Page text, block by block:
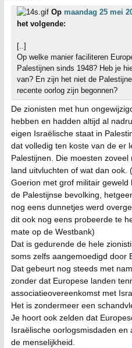
Op maandag 25 mei
het volgende:
[..]
Op welke manier faciliteren
Palestijnen sinds 1948? Heb je
van? En zijn het niet de
recente oorlog zijn begonnen?
De zionisten met hun
hebben en hadden altijd al
eigen Israëlische staat in
dat volledig ten koste van de er
Palestijnen. Die moesten
land uitvluchten of wat dan ook.
Goerion met grof militair
de Palestijnse bevolking,
nog eens dunnetjes werd
dit ook nog eens probeerde te
mate op de Westbank)
Dat is gedurende de hele
soms zelfs aangemoedigd door
Dat gebeurt nog steeds met
zonder dat Europese landen
associatieovereenkomst met
Het is zondermeer een
Je hoort ook zelden dat
Israëlische oorlogsmisdaden
de menselijkheid.